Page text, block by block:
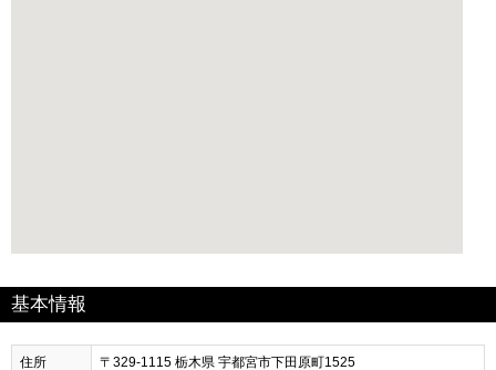
基本情報
住所 〒329-1115 栃木県 宇都宮市下田原町1525